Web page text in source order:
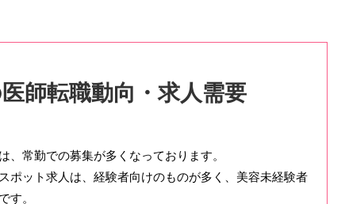
師転職動向・求人需要
常勤での募集が多くなっております。
ポット求人は、経験者向けのものが多く、美容未経験者
す。